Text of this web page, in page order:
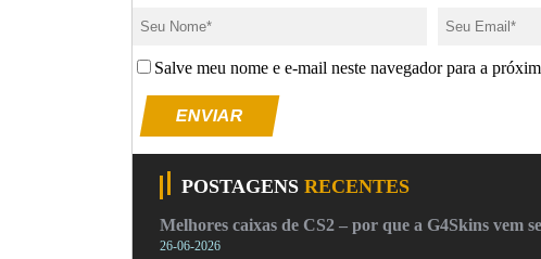
Salve meu nome e e-mail neste navegador para a
ENVIAR
POSTAGENS RECENTES
Melhores caixas de CS2 – por que a G4Skins vem
26-06-2026